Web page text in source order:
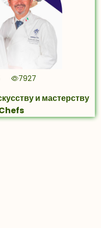
7927
и мастерству